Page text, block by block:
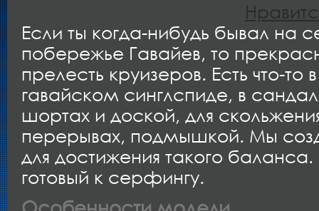
Если ты когда-нибудь бывал на
побережье Гавайев, то
прелесть круизеров. Есть что-
гавайском синглспиде, в
шортах и доской, для
перерывах, подмышкой. Мы
для достижения такого
готовый к серфингу.